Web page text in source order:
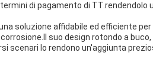
di pagamento di TT.rendendolo
soluzione affidabile ed efficiente
suo design rotondo a
scenari lo rendono un'aggiunta